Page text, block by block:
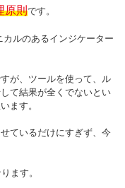
原則です。
ルのあるインジケーター
が、ツールを使って、ル
て結果が全くでないとい
ます。
ているだけにすぎず、今
ます。